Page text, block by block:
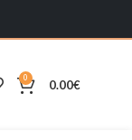
0 0.00€